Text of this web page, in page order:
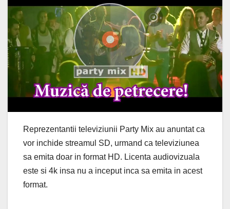
Reprezentantii televiziunii Party Mix au anuntat ca
vor inchide streamul SD, urmand ca televiziunea
sa emita doar in format HD. Licenta audiovizuala
este si 4k insa nu a inceput inca sa emita in acest
format.